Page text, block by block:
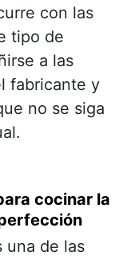
con las
tipo de
a las
fabricante y
no se siga
cocinar la
una de las